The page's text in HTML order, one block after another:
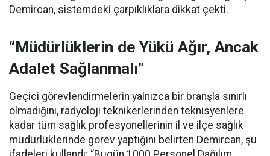
Demircan, sistemdeki çarpıklıklara dikkat çekti.
“Müdürlüklerin de Yükü Ağır, Ancak
Adalet Sağlanmalı”
Geçici görevlendirmelerin yalnızca bir branşla sınırlı
olmadığını, radyoloji teknikerlerinden teknisyenlere
kadar tüm sağlık profesyonellerinin il ve ilçe sağlık
müdürlüklerinde görev yaptığını belirten Demircan, şu